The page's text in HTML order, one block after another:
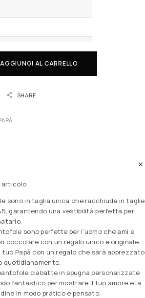
AGGIUNGI AL CARRELLO
SHARE
articolo
sono in taglia unica che racchiude in taglie
garantendo una vestibilità perfetta per
sono perfette per l’uomo che ami e
coccolare con un regalo unico e originale.
tuo Papà con un regalo che sarà apprezzato
quotidianamente.
ciabatte in spugna personalizzate
fantastico per mostrare il tuo amore e la
in modo pratico e pensato.